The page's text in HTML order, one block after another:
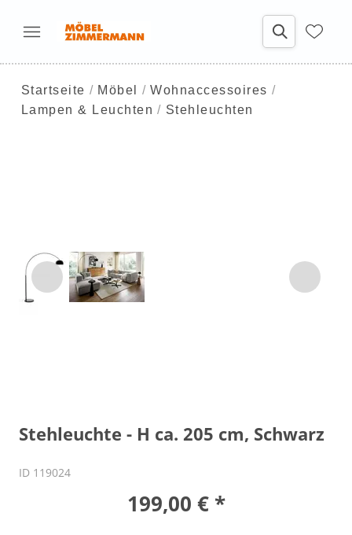
Startseite Möbel
Wohnaccessoires
Lampen & Leuchten
Stehleuchten
Stehleuchte - H ca. 205 cm, Schwarz
ID 119024
199,00 € *